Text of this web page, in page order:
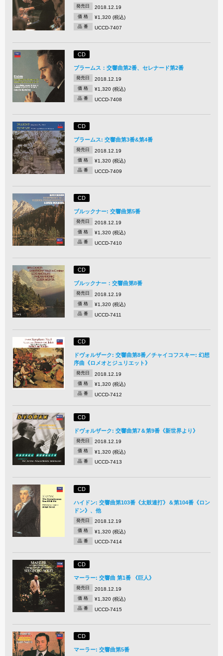
発売日 2018.12.19
価 格 ¥1,320 (税込)
品 番 UCCD-7407
CD
ブラームス：交響曲第2番、セレナード第2番
発売日 2018.12.19
価 格 ¥1,320 (税込)
品 番 UCCD-7408
CD
ブラームス: 交響曲第3番&第4番
発売日 2018.12.19
価 格 ¥1,320 (税込)
品 番 UCCD-7409
CD
ブルックナー: 交響曲第5番
発売日 2018.12.19
価 格 ¥1,320 (税込)
品 番 UCCD-7410
CD
ブルックナー：交響曲第8番
発売日 2018.12.19
価 格 ¥1,320 (税込)
品 番 UCCD-7411
CD
ドヴォルザーク: 交響曲第8番／チャイコフスキー: 幻想
序曲《ロメオとジュリエット》
発売日 2018.12.19
価 格 ¥1,320 (税込)
品 番 UCCD-7412
CD
ドヴォルザーク: 交響曲第7＆第9番《新世界より》
発売日 2018.12.19
価 格 ¥1,320 (税込)
品 番 UCCD-7413
CD
ハイドン: 交響曲第103番《太鼓連打》＆第104番《ロン
ドン》、他
発売日 2018.12.19
価 格 ¥1,320 (税込)
品 番 UCCD-7414
CD
マーラー: 交響曲 第1番 《巨人》
発売日 2018.12.19
価 格 ¥1,320 (税込)
品 番 UCCD-7415
CD
マーラー: 交響曲第5番